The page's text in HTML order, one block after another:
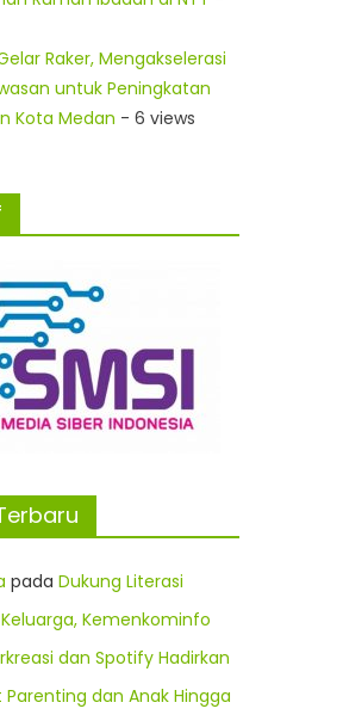
Raker, Mengakselerasi
untuk Peningkatan
Kota Medan - 6 views
padaDukung Literasi
Kemenkominfo
dan Spotify Hadirkan
Parenting dan Anak Hingga